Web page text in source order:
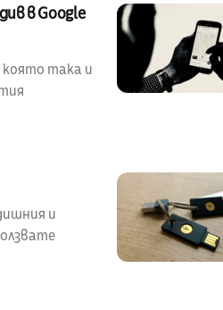
в Google
така и
и